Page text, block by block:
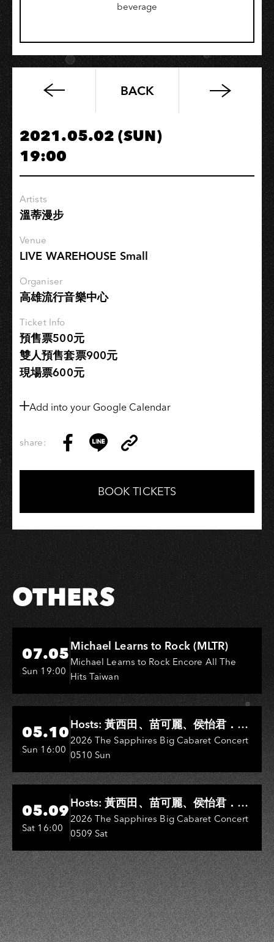
beverage
「LINION
not
Linion」
巡
迴
會
雄
BACK
2021.05.02 (SUN)
19:00
Artists
溫蒂漫步
Venue
LIVE WAREHOUSE Small
Organiser
高雄流行音樂中心
Ticket Info
預售票500元
雙人預售套票900元
現場票600元
Add into your Google Calendar
share:
on
Facebook
on
LINE
Link
Copy
BOOK TICKETS
OTHERS
Hi-Ing Music Hall
07.05
Sun 19:00
Michael Learns to Rock (MLTR)
Michael Learns to Rock Encore All The
Hits Taiwan
Hi-Ing Music Hall
05.10
Sun 16:00
Hosts: 黃西田、苗可麗、侯怡君．
Entertainers: 葉啟田、鳥來嬤-吳
敏、王彩樺、王瑞霞、吳淑敏、施文
彬、邵大倫、曹雅雯、陳孟賢、黃露
瑤
2026 The Sapphires Big Cabaret Concert
0510 Sun
Hi-Ing Music Hall
05.09
Sat 16:00
Hosts: 黃西田、苗可麗、侯怡君．
Entertainers: 葉啟田、鳥來嬤-吳
敏、張秀卿、王彩樺、吳淑敏、施文
彬、邵大倫、曹雅雯、陳孟賢、黃露
瑤
2026 The Sapphires Big Cabaret Concert
0509 Sat